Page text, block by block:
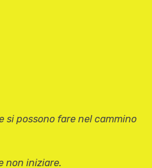
si possono fare nel cammino
non iniziare.